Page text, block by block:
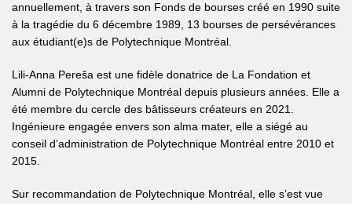
annuellement, à travers son Fonds de bourses créé en 1990 suite
à la tragédie du 6 décembre 1989, 13 bourses de persévérances
aux étudiant(e)s de Polytechnique Montréal.
Lili-Anna Pereša est une fidèle donatrice de La Fondation et
Alumni de Polytechnique Montréal depuis plusieurs années. Elle a
été membre du cercle des bâtisseurs créateurs en 2021.
Ingénieure engagée envers son alma mater, elle a siégé au
conseil d’administration de Polytechnique Montréal entre 2010 et
2015.
Sur recommandation de Polytechnique Montréal, elle s’est vue